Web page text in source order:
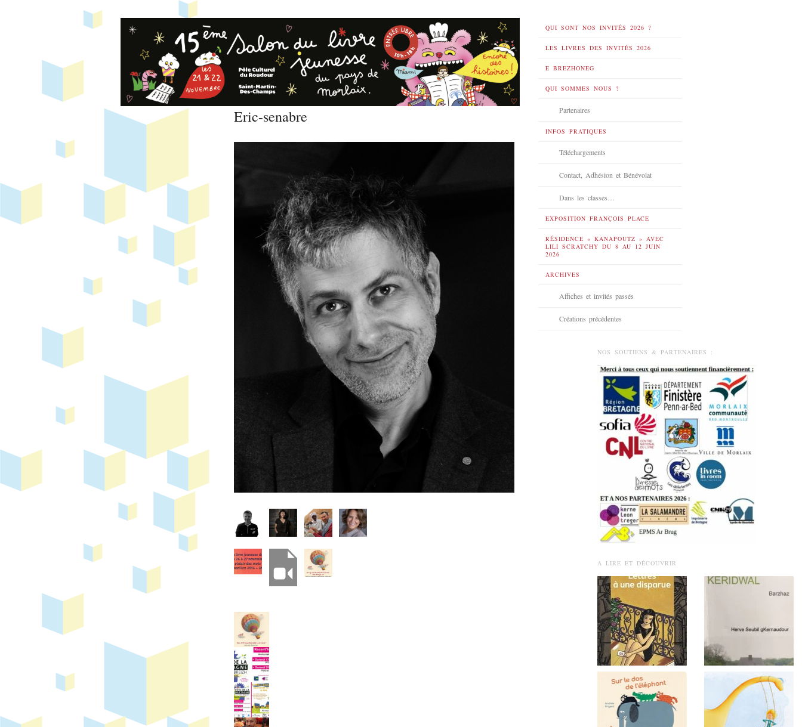
QUI SONT NOS INVITÉS 2026 ?
LES LIVRES DES INVITÉS 2026
E BREZHONEG
QUI SOMMES NOUS ?
Partenaires
INFOS PRATIQUES
Téléchargements
Contact, Adhésion et Bénévolat
Dans les classes…
EXPOSITION FRANÇOIS PLACE
RÉSIDENCE « KANAPOUTZ » AVEC
LILI SCRATCHY DU 8 AU 12 JUIN
2026
ARCHIVES
Affiches et invités passés
Créations précédentes
Eric-senabre
NOS SOUTIENS & PARTENAIRES :
A LIRE ET DÉCOUVRIR